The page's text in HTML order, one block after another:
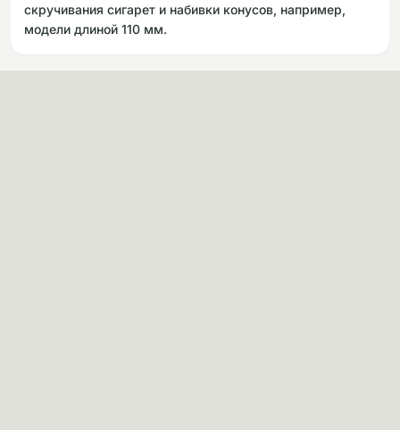
скручивания сигарет и набивки конусов, например,
модели длиной 110 мм.